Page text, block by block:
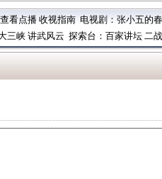
查看点播 收视指南 电视剧： 张小五的
三峡 讲武风云 探索台： 百家讲坛 二